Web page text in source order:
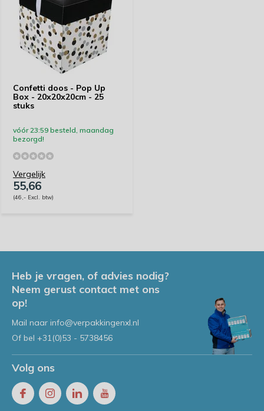
Confetti doos - Pop Up
Box - 20x20x20cm - 25
stuks
vóór 23:59 besteld, maandag
bezorgd!
Vergelijk
55,66
(46,- Excl. btw)
Heb je vragen, of advies nodig?
Neem gerust contact met ons
op!
Mail naar info@verpakkingenxl.nl
Of bel +31(0)53 - 5738456
Volg ons